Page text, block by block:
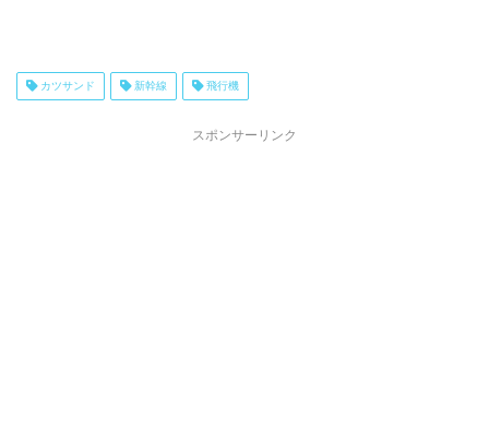
カツサンド 新幹線 飛行機
スポンサーリンク